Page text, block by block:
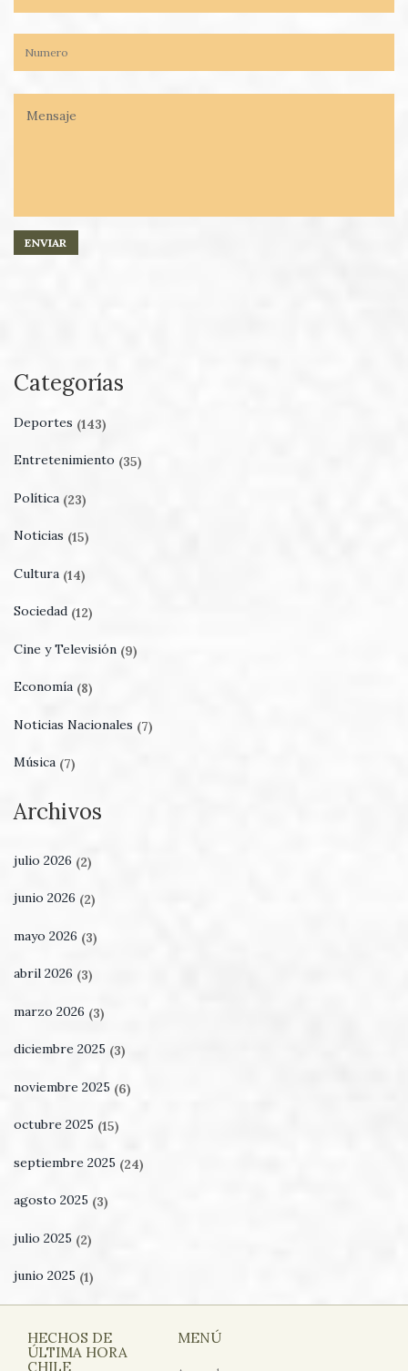
Categorías
Deportes (143)
Entretenimiento (35)
Política (23)
Noticias (15)
Cultura (14)
Sociedad (12)
Cine y Televisión (9)
Economía (8)
Noticias Nacionales (7)
Música (7)
Archivos
julio 2026 (2)
junio 2026 (2)
mayo 2026 (3)
abril 2026 (3)
marzo 2026 (3)
diciembre 2025 (3)
noviembre 2025 (6)
octubre 2025 (15)
septiembre 2025 (24)
agosto 2025 (3)
julio 2025 (2)
junio 2025 (1)
HECHOS DE
ÚLTIMA HORA
CHILE
MENÚ